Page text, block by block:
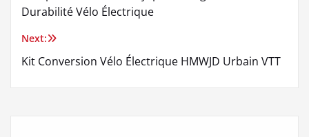
de
l’article
Durabilité Vélo Électrique
Next:
Kit Conversion Vélo Électrique HMWJD Urbain VTT